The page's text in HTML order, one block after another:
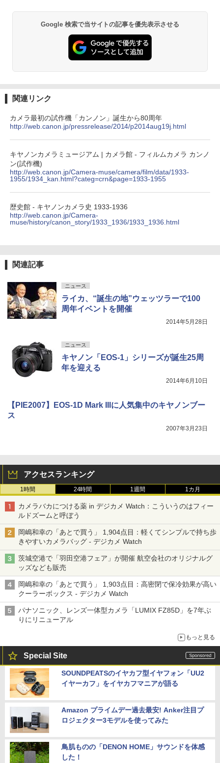
Google 検索で当サイトの記事を優先表示させる
関連リンク
カメラ最初の試作機「カンノン」誕生から80周年
http://web.canon.jp/pressrelease/2014/p2014aug19j.html
キヤノンカメラミュージアム | カメラ館 - フィルムカメラ カンノ
ン(試作機)
http://web.canon.jp/Camera-muse/camera/film/data/1933-
1955/1934_kan.html?categ=crn&page=1933-1955
歴史館 - キヤノンカメラ史 1933-1936
http://web.canon.jp/Camera-
muse/history/canon_story/1933_1936/1933_1936.html
関連記事
ニュース
ライカ、“誕生の地”ウェッツラーで100
周年イベントを開催
2014年5月28日
ニュース
キヤノン「EOS-1」シリーズが誕生25周
年を迎える
2014年6月10日
【PIE2007】EOS-1D Mark IIIに人気集中のキヤノンブー
ス
2007年3月23日
アクセスランキング
1時間 24時間 1週間 1カ月
カメラバカにつける薬 in デジカメ Watch：こういうのはフィー
ルドズームと呼ぼう
岡嶋和幸の「あとで買う」 1,904点目：軽くてシンプルで持ち歩
きやすいカメラバッグ - デジカメ Watch
茨城空港で「羽田空港フェア」が開催 航空会社のオリジナルグ
ッズなども販売
岡嶋和幸の「あとで買う」 1,903点目：高密閉で保冷効果が高い
クーラーボックス - デジカメ Watch
パナソニック、レンズ一体型カメラ「LUMIX FZ85D」を7年ぶ
りにリニューアル
もっと見る
Special Site
SOUNDPEATSのイヤカフ型イヤフォン「UU2
イヤーカフ」をイヤカフマニアが語る
Amazon プライムデー過去最安! Anker注目プ
ロジェクター3モデルを使ってみた
鳥肌ものの「DENON HOME」サウンドを体感
した！